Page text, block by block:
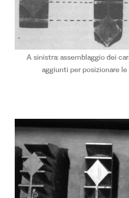
A sinistra: assemblaggio dei
aggiunti per posizionare